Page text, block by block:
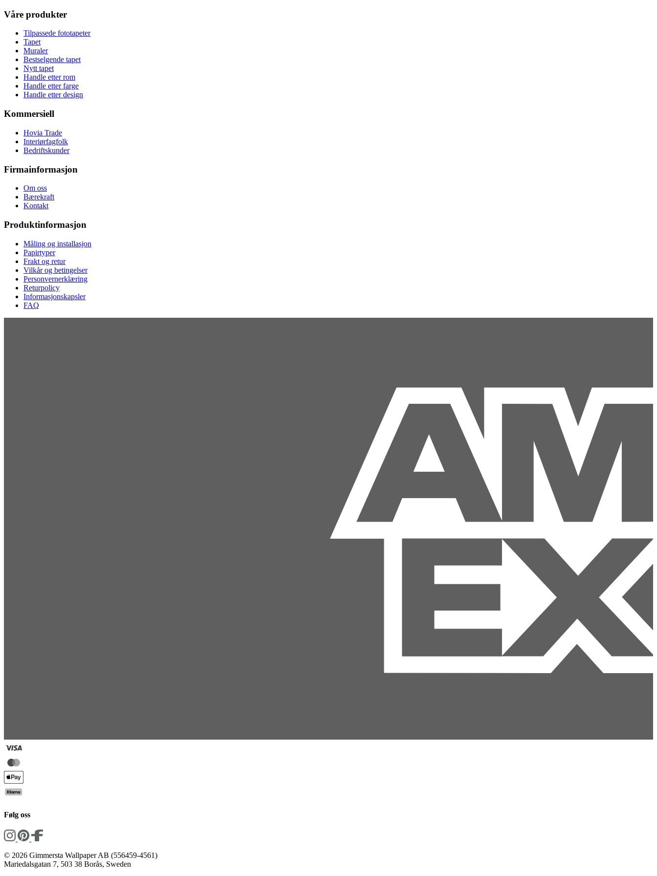
Våre produkter
Tilpassede fototapeter
Tapet
Muraler
Bestselgende tapet
Nytt tapet
Handle etter rom
Handle etter farge
Handle etter design
Kommersiell
Hovia Trade
Interiørfagfolk
Bedriftskunder
Firmainformasjon
Om oss
Bærekraft
Kontakt
Produktinformasjon
Måling og installasjon
Papirtyper
Frakt og retur
Vilkår og betingelser
Personvernerklæring
Returpolicy
Informasjonskapsler
FAQ
Følg oss
© 2026 Gimmersta Wallpaper AB (556459-4561)
Mariedalsgatan 7, 503 38 Borås, Sweden